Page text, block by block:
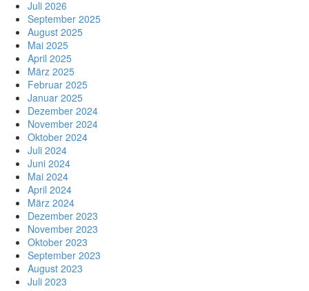
Juli 2026
September 2025
August 2025
Mai 2025
April 2025
März 2025
Februar 2025
Januar 2025
Dezember 2024
November 2024
Oktober 2024
Juli 2024
Juni 2024
Mai 2024
April 2024
März 2024
Dezember 2023
November 2023
Oktober 2023
September 2023
August 2023
Juli 2023